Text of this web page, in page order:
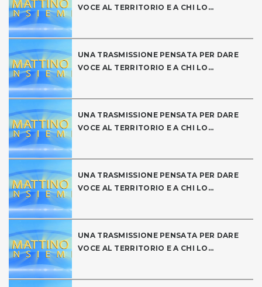
VOCE AL TERRITORIO E A CHI LO...
UNA TRASMISSIONE PENSATA PER DARE
VOCE AL TERRITORIO E A CHI LO...
UNA TRASMISSIONE PENSATA PER DARE
VOCE AL TERRITORIO E A CHI LO...
UNA TRASMISSIONE PENSATA PER DARE
VOCE AL TERRITORIO E A CHI LO...
UNA TRASMISSIONE PENSATA PER DARE
VOCE AL TERRITORIO E A CHI LO...